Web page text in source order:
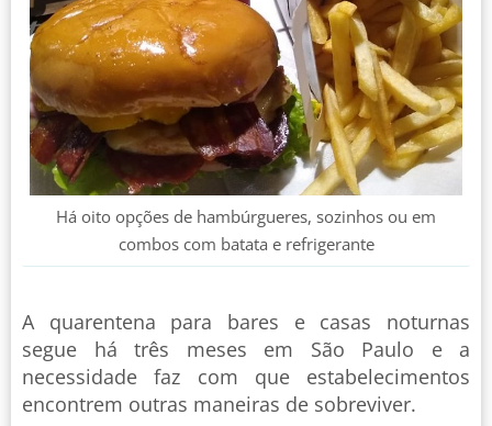
Há oito opções de hambúrgueres, sozinhos ou em
combos com batata e refrigerante
A quarentena para bares e casas noturnas
segue há três meses em São Paulo e a
necessidade faz com que estabelecimentos
encontrem outras maneiras de sobreviver.